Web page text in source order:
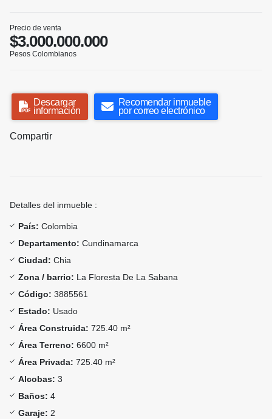
Precio de venta
$3.000.000.000
Pesos Colombianos
Descargar
información
Recomendar inmueble
por correo electrónico
Compartir
Detalles del inmueble :
País: Colombia
Departamento: Cundinamarca
Ciudad: Chia
Zona / barrio: La Floresta De La Sabana
Código: 3885561
Estado: Usado
Área Construida: 725.40 m²
Área Terreno: 6600 m²
Área Privada: 725.40 m²
Alcobas: 3
Baños: 4
Garaje: 2